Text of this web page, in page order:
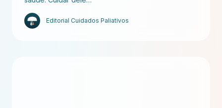
Editorial Cuidados Paliativos